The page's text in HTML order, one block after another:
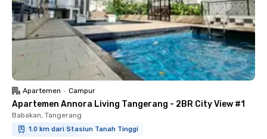
Apartemen • Campur
Apartemen Annora Living Tangerang - 2BR City View #1
Babakan, Tangerang
1.0 km dari Stasiun Tanah Tinggi